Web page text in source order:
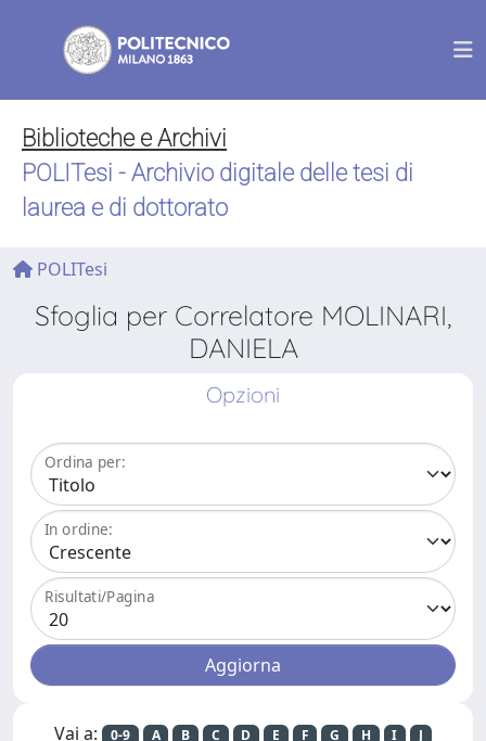
Biblioteche e Archivi
POLITesi - Archivio digitale delle tesi di
laurea e di dottorato
POLITesi
Sfoglia per Correlatore MOLINARI,
DANIELA
Opzioni
Ordina per:
In ordine:
Risultati/Pagina
Vai a: 0-9 A B C D E F G H I
J